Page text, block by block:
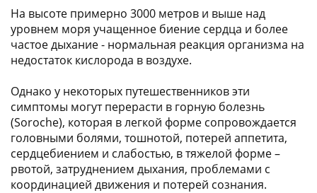
На высоте примерно 3000 метров и выше над
уровнем моря учащенное биение сердца и более
частое дыхание - нормальная реакция организма на
недостаток кислорода в воздухе.
Однако у некоторых путешественников эти
симптомы могут перерасти в горную болезнь
(Soroche), которая в легкой форме сопровождается
головными болями, тошнотой, потерей аппетита,
сердцебиением и слабостью, в тяжелой форме –
рвотой, затруднением дыхания, проблемами с
координацией движения и потерей сознания.